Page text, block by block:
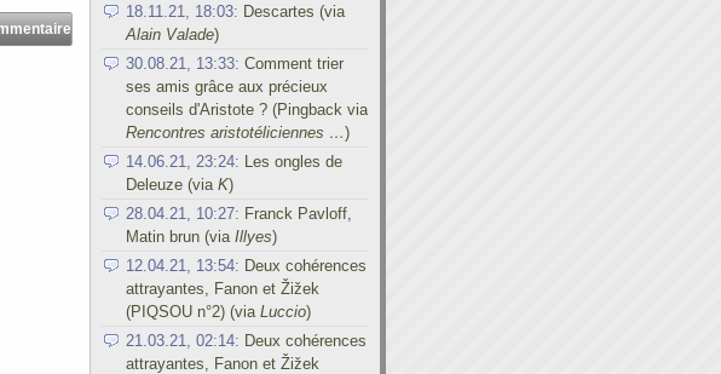
18.11.21, 18:03: Descartes (via
Alain Valade)
30.08.21, 13:33: Comment trier
ses amis grâce aux précieux
conseils d'Aristote ? (Pingback via
Rencontres aristotéliciennes …)
14.06.21, 23:24: Les ongles de
Deleuze (via K)
28.04.21, 10:27: Franck Pavloff,
Matin brun (via Illyes)
12.04.21, 13:54: Deux cohérences
attrayantes, Fanon et Žižek
(PIQSOU n°2) (via Luccio)
21.03.21, 02:14: Deux cohérences
attrayantes, Fanon et Žižek